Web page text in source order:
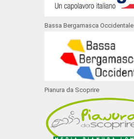
Bassa Bergamasca Occidentale
Pianura da Scoprire